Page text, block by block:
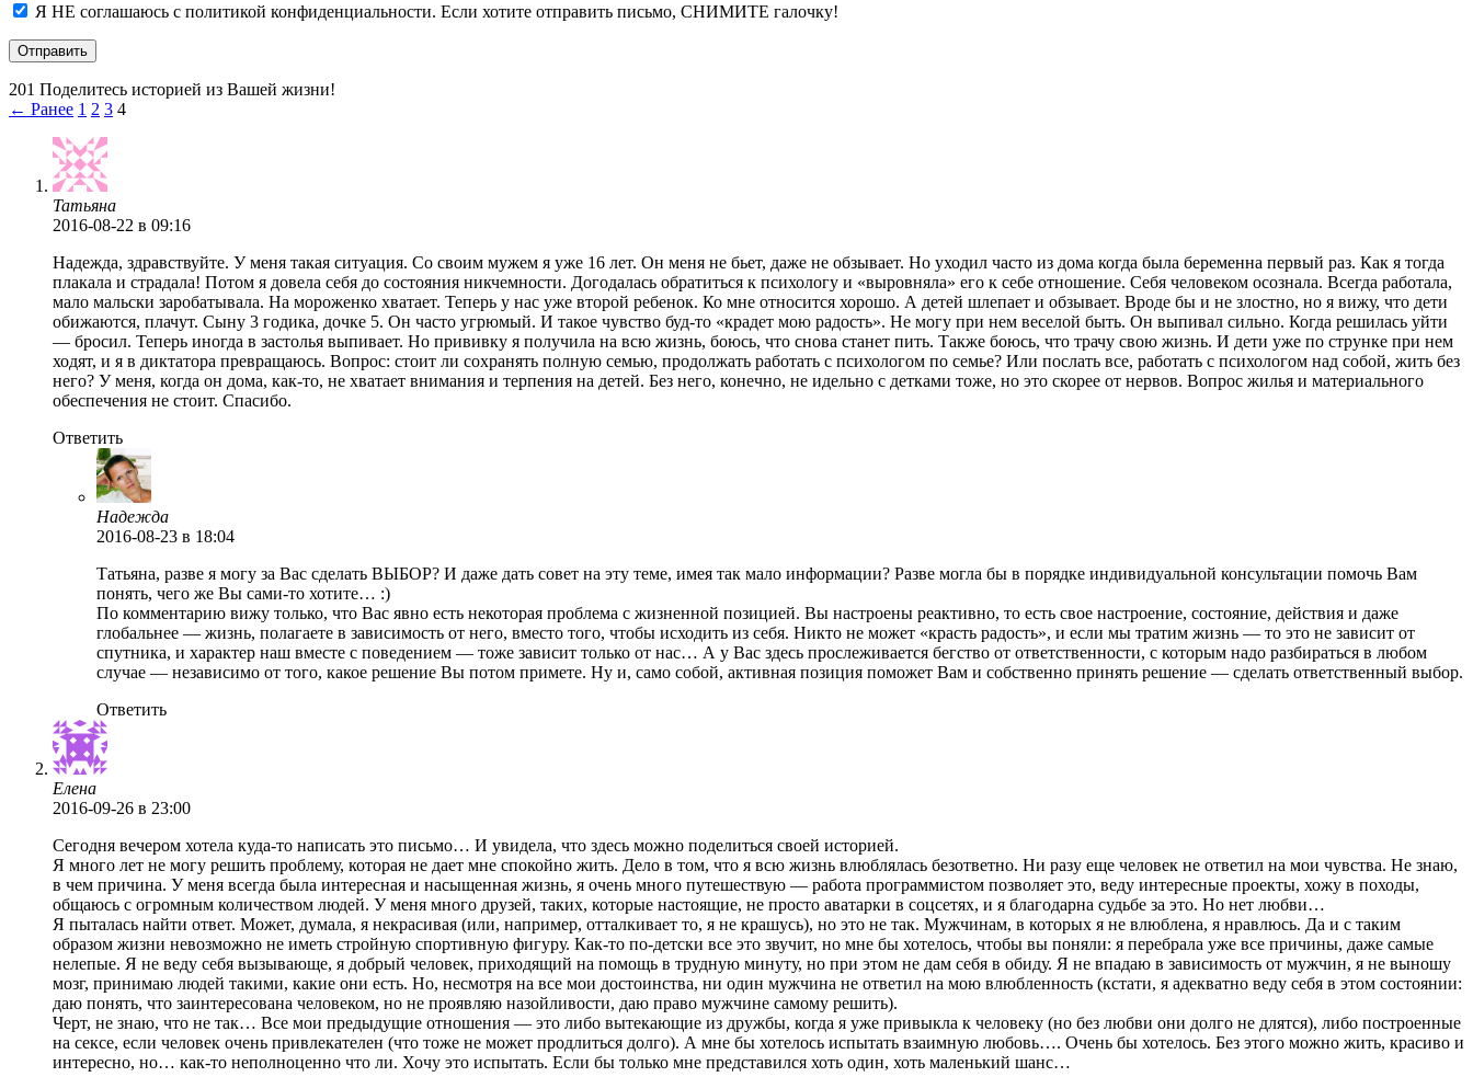
Я НЕ соглашаюсь с политикой конфиденциальности. Если хотите отправить письмо, СНИМИТЕ галочку!
201 Поделитесь историей из Вашей жизни!
← Ранее 1 2 3 4
Татьяна
2016-08-22 в 09:16
Надежда, здравствуйте. У меня такая ситуация. Со своим мужем я уже 16 лет. Он меня не бьет, даже не обзывает. Но уходил часто из дома когда была беременна первый раз. Как я тогда
плакала и страдала! Потом я довела себя до состояния никчемности. Догодалась обратиться к психологу и «выровняла» его к себе отношение. Себя человеком осознала. Всегда работала,
мало мальски заробатывала. На мороженко хватает. Теперь у нас уже второй ребенок. Ко мне относится хорошо. А детей шлепает и обзывает. Вроде бы и не злостно, но я вижу, что дети
обижаются, плачут. Сыну 3 годика, дочке 5. Он часто угрюмый. И такое чувство буд-то «крадет мою радость». Не могу при нем веселой быть. Он выпивал сильно. Когда решилась уйти
— бросил. Теперь иногда в застолья выпивает. Но прививку я получила на всю жизнь, боюсь, что снова станет пить. Также боюсь, что трачу свою жизнь. И дети уже по струнке при нем
ходят, и я в диктатора превращаюсь. Вопрос: стоит ли сохранять полную семью, продолжать работать с психологом по семье? Или послать все, работать с психологом над собой, жить без
него? У меня, когда он дома, как-то, не хватает внимания и терпения на детей. Без него, конечно, не идельно с детками тоже, но это скорее от нервов. Вопрос жилья и материального
обеспечения не стоит. Спасибо.
Ответить
Надежда
2016-08-23 в 18:04
Татьяна, разве я могу за Вас сделать ВЫБОР? И даже дать совет на эту теме, имея так мало информации? Разве могла бы в порядке индивидуальной консультации помочь Вам
понять, чего же Вы сами-то хотите… :)
По комментарию вижу только, что Вас явно есть некоторая проблема с жизненной позицией. Вы настроены реактивно, то есть свое настроение, состояние, действия и даже
глобальнее — жизнь, полагаете в зависимость от него, вместо того, чтобы исходить из себя. Никто не может «красть радость», и если мы тратим жизнь — то это не зависит от
спутника, и характер наш вместе с поведением — тоже зависит только от нас… А у Вас здесь прослеживается бегство от ответственности, с которым надо разбираться в любом
случае — независимо от того, какое решение Вы потом примете. Ну и, само собой, активная позиция поможет Вам и собственно принять решение — сделать ответственный выбор.
Ответить
Елена
2016-09-26 в 23:00
Сегодня вечером хотела куда-то написать это письмо… И увидела, что здесь можно поделиться своей историей.
Я много лет не могу решить проблему, которая не дает мне спокойно жить. Дело в том, что я всю жизнь влюблялась безответно. Ни разу еще человек не ответил на мои чувства. Не знаю,
в чем причина. У меня всегда была интересная и насыщенная жизнь, я очень много путешествую — работа программистом позволяет это, веду интересные проекты, хожу в походы,
общаюсь с огромным количеством людей. У меня много друзей, таких, которые настоящие, не просто аватарки в соцсетях, и я благодарна судьбе за это. Но нет любви…
Я пыталась найти ответ. Может, думала, я некрасивая (или, например, отталкивает то, я не крашусь), но это не так. Мужчинам, в которых я не влюблена, я нравлюсь. Да и с таким
образом жизни невозможно не иметь стройную спортивную фигуру. Как-то по-детски все это звучит, но мне бы хотелось, чтобы вы поняли: я перебрала уже все причины, даже самые
нелепые. Я не веду себя вызывающе, я добрый человек, приходящий на помощь в трудную минуту, но при этом не дам себя в обиду. Я не впадаю в зависимость от мужчин, я не выношу
мозг, принимаю людей такими, какие они есть. Но, несмотря на все мои достоинства, ни один мужчина не ответил на мою влюбленность (кстати, я адекватно веду себя в этом состоянии:
даю понять, что заинтересована человеком, но не проявляю назойливости, даю право мужчине самому решить).
Черт, не знаю, что не так… Все мои предыдущие отношения — это либо вытекающие из дружбы, когда я уже привыкла к человеку (но без любви они долго не длятся), либо построенные
на сексе, если человек очень привлекателен (что тоже не может продлиться долго). А мне бы хотелось испытать взаимную любовь…. Очень бы хотелось. Без этого можно жить, красиво и
интересно, но… как-то неполноценно что ли. Хочу это испытать. Если бы только мне представился хоть один, хоть маленький шанс…